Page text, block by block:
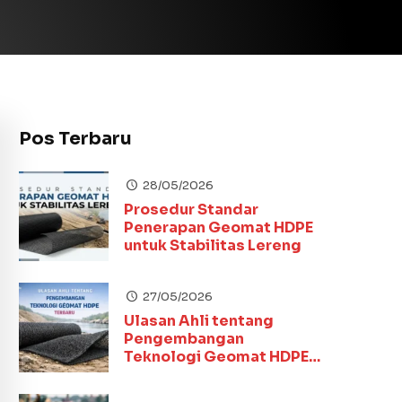
Pos Terbaru
28/05/2026
Prosedur Standar
Penerapan Geomat HDPE
untuk Stabilitas Lereng
27/05/2026
Ulasan Ahli tentang
Pengembangan
Teknologi Geomat HDPE